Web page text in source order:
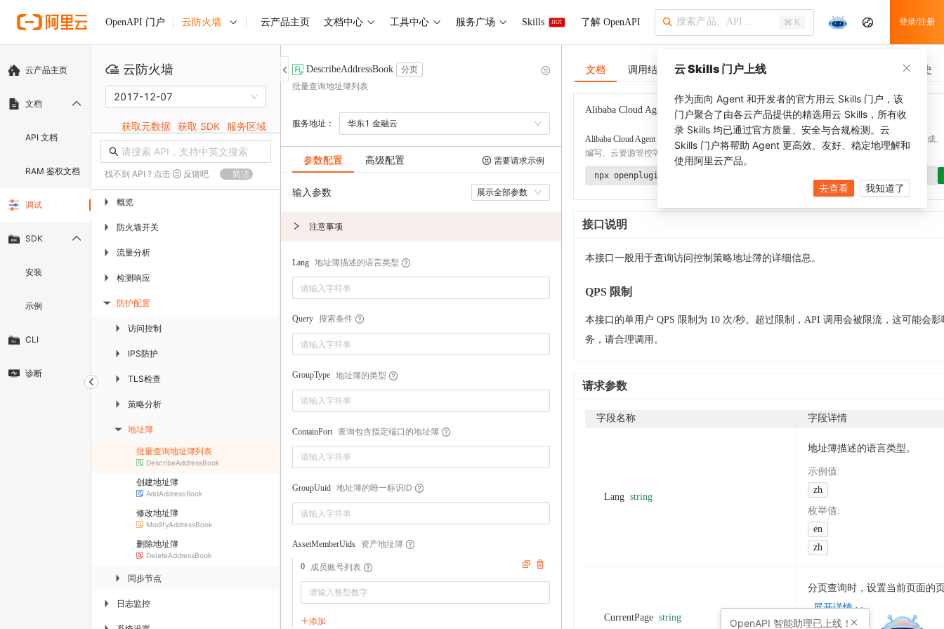
OpenAPI 门户 云防火墙 云产品主页 文档中心 工具中心 服务广场 Skills HOT 了解 OpenAPI ⌘ K 登录/注册
云产品主页
文档
API 文档
RAM 鉴权文档
调试
SDK
安装
示例
CLI
诊断
云防火墙
2017-12-07
获取元数据 获取 SDK 服务区域
找不到 API ? 点击 反馈吧 简洁
▶ 概览
▶ 防火墙开关
▶ 流量分析
▶ 检测响应
▶ 防护配置
▶ 访问控制
▶ IPS防护
▶ TLS检查
▶ 策略分析
▶ 地址簿
批量查询地址簿列表
DescribeAddressBook
创建地址簿
AddAddressBook
修改地址簿
ModifyAddressBook
删除地址簿
DeleteAddressBook
▶ 同步节点
▶ 日志监控
DescribeAddressBook
分页
批量查询地址簿列表
服务地址： 华东1 金融云
参数配置 高级配置 需要请求示例
输入参数 展示全部参数
注意事项
Lang 地址簿描述的语言类型
Query 搜索条件
GroupType 地址簿的类型
ContainPort 查询包含指定端口的地址簿
GroupUuid 地址簿的唯一标识ID
AssetMemberUids 资产地址簿
0 成员账号列表
添加
文档 调用结果 SDK 示例 CLI 示例 调用历史
Alibaba Cloud Agent Toolkit 了解更多
Alibaba Cloud Agent Toolkit
提供 Agent 插件、技能、MCP 配置和验证工具，涵盖 SDK 代码生成、
编写、云资源管控等能力。通过 alibabacloud-agent-toolkit-install 技能可快速完成本地配置。
npx openplugin aliyun/alibabacloud-agent-toolkit
接口说明
本接口一般用于查询访问控制策略地址簿的详细信息。
QPS 限制
本接口的单用户 QPS 限制为 10 次/秒。超过限制，API 调用会被限流，这可能会影
务，请合理调用。
请求参数
字段名称 字段详情
Lang string
地址簿描述的语言类型。
示例值:
zh
枚举值:
en
zh
CurrentPage string
分页查询时，设置当前页面的
展开详情
云 Skills 门户上线
作为面向 Agent 和开发者的官方用云 Skills 门户，该
门户聚合了由各云产品提供的精选用云 Skills，所有收
录 Skills 均已通过官方质量、安全与合规检测。云
Skills 门户将帮助 Agent 更高效、友好、稳定地理解和
使用阿里云产品。
去查看 我知道了
OpenAPI 智能助理已上线！